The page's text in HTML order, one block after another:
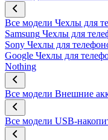
Все модели Чехлы для
Samsung Чехлы для
Sony Чехлы для
Google Чехлы для
Nothing
Все модели Внешние
Все модели USB-